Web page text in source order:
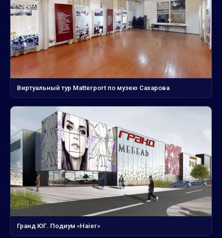
Виртуальный тур Matterport по музею Сахарова
Гранд ЮГ. Подиум «Haier»